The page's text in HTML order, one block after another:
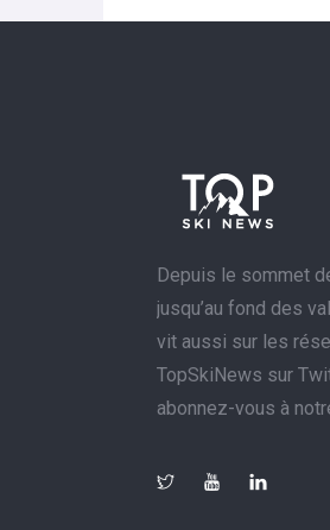
Depuis le sommet
jusqu’au fond des
vit aussi sur les
TopSkiNews sur
abonnez-vous à